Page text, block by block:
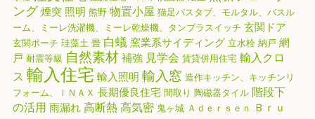
ング煙突 照明 熊野 物置小屋 猫足バスタブ、モルタル、バスル
ーム、ミーレ洗濯機、ミーレ乾燥機、タンブラスイッチ 玄関ドア
玄関ポーチ 珪藻土 畳 白蟻 窯業系サイディング 立水栓 納戸 網
戸 耐震等級 自然素材補強 見学会 賃貸併用住宅 輸入クロ
ス 輸入住宅 輸入照明 輸入窓 造作キッチン、キッチンリ
フォーム、ＩＮＡＸ 長期優良住宅 間取り 陶磁器タイル 階段下
の活用 雨漏れ高断熱高気密 鬼ヶ城 Ａｄｅｒｓｅｎ Ｂｒｕ